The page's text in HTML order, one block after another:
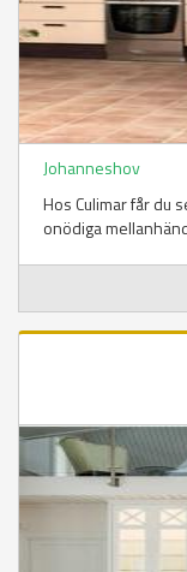
Johanneshov
Hos Culimar får du
onödiga